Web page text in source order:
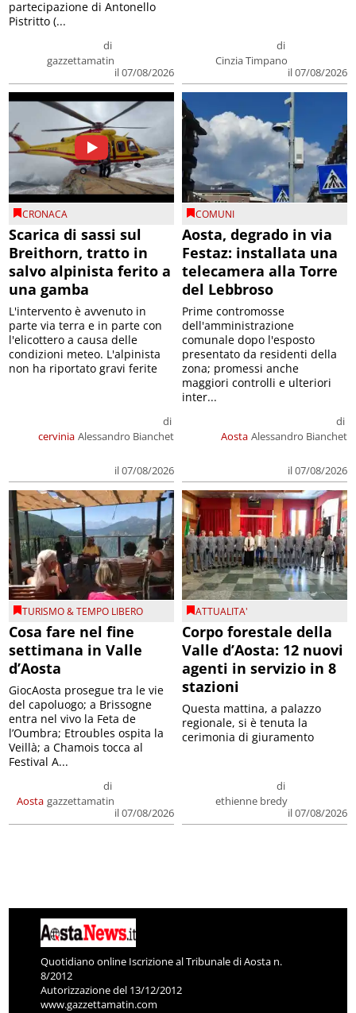
di
gazzettamatin
il 07/08/2026
partecipazione di Antonello
Pistritto (...
di
Cinzia Timpano
il 07/08/2026
CRONACA
Scarica di sassi sul
Breithorn, tratto in
salvo alpinista ferito a
una gamba
cervinia
di
Alessandro Bianchet
il 07/08/2026
L'intervento è avvenuto in
parte via terra e in parte con
l'elicottero a causa delle
condizioni meteo. L'alpinista
non ha riportato gravi ferite
COMUNI
Aosta, degrado in via
Festaz: installata una
telecamera alla Torre
del Lebbroso
Aosta
di
Alessandro Bianchet
il 07/08/2026
Prime contromosse
dell'amministrazione
comunale dopo l'esposto
presentato da residenti della
zona; promessi anche
maggiori controlli e ulteriori
inter...
TURISMO & TEMPO LIBERO
Cosa fare nel fine
settimana in Valle
d’Aosta
Aosta
di
gazzettamatin
il 07/08/2026
GiocAosta prosegue tra le vie
del capoluogo; a Brissogne
entra nel vivo la Feta de
l’Oumbra; Etroubles ospita la
Veillà; a Chamois tocca al
Festival A...
ATTUALITA'
Corpo forestale della
Valle d’Aosta: 12 nuovi
agenti in servizio in 8
stazioni
di
ethienne bredy
il 07/08/2026
Questa mattina, a palazzo
regionale, si è tenuta la
cerimonia di giuramento
Quotidiano online Iscrizione al Tribunale di Aosta n.
8/2012
Autorizzazione del 13/12/2012
www.gazzettamatin.com